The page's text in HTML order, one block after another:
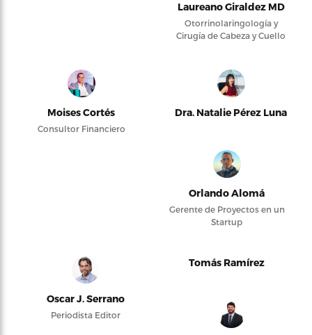
Laureano Giraldez MD
Otorrinolaringología y
Cirugía de Cabeza y Cuello
Moises Cortés
Consultor Financiero
Dra. Natalie Pérez Luna
Orlando Alomá
Gerente de Proyectos en un
Startup
Oscar J. Serrano
Periodista Editor
Tomás Ramírez